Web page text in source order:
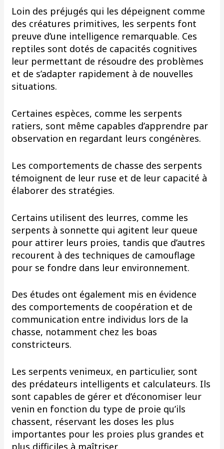
Loin des préjugés qui les dépeignent comme
des créatures primitives, les serpents font
preuve d’une intelligence remarquable. Ces
reptiles sont dotés de capacités cognitives
leur permettant de résoudre des problèmes
et de s’adapter rapidement à de nouvelles
situations.
Certaines espèces, comme les serpents
ratiers, sont même capables d’apprendre par
observation en regardant leurs congénères.
Les comportements de chasse des serpents
témoignent de leur ruse et de leur capacité à
élaborer des stratégies.
Certains utilisent des leurres, comme les
serpents à sonnette qui agitent leur queue
pour attirer leurs proies, tandis que d’autres
recourent à des techniques de camouflage
pour se fondre dans leur environnement.
Des études ont également mis en évidence
des comportements de coopération et de
communication entre individus lors de la
chasse, notamment chez les boas
constricteurs.
Les serpents venimeux, en particulier, sont
des prédateurs intelligents et calculateurs. Ils
sont capables de gérer et d’économiser leur
venin en fonction du type de proie qu’ils
chassent, réservant les doses les plus
importantes pour les proies plus grandes et